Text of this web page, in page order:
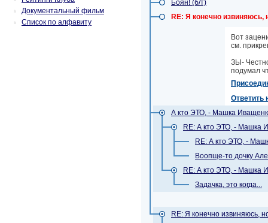
Документальный фильм
Список по алфавиту
Боян! (б/т)
RE: Я конечно
Вот
см.
ЗЫ-
подумал
Ответить
А кто ЭТО, - Машка
RE: А кто ЭТО, - Машка
RE: А кто ЭТО, -
Воопще-то дочку
RE: А кто ЭТО, - Машка
Задачка, это когда...
RE: Я конечно извиняюсь,